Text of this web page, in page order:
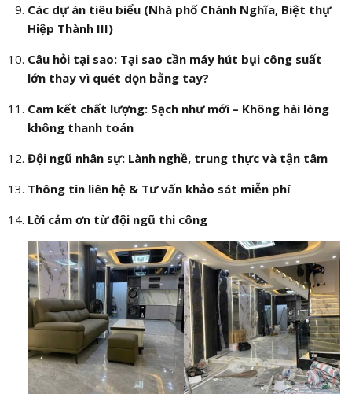
Các dự án tiêu biểu (Nhà phố Chánh Nghĩa, Biệt thự
Hiệp Thành III)
Câu hỏi tại sao: Tại sao cần máy hút bụi công suất
lớn thay vì quét dọn bằng tay?
Cam kết chất lượng: Sạch như mới – Không hài lòng
không thanh toán
Đội ngũ nhân sự: Lành nghề, trung thực và tận tâm
Thông tin liên hệ & Tư vấn khảo sát miễn phí
Lời cảm ơn từ đội ngũ thi công